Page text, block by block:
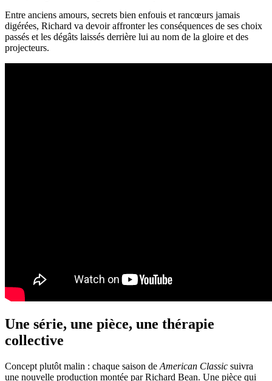
Entre anciens amours, secrets bien enfouis et rancœurs jamais
digérées, Richard va devoir affronter les conséquences de ses choix
passés et les dégâts laissés derrière lui au nom de la gloire et des
projecteurs.
Une série, une pièce, une thérapie
collective
Concept plutôt malin : chaque saison de American Classic suivra
une nouvelle production montée par Richard Bean. Une pièce qui